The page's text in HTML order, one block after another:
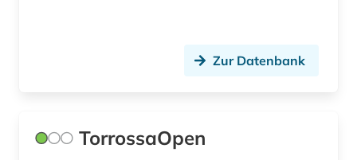
indianer (1)
Zur Datenbank
TorrossaOpen